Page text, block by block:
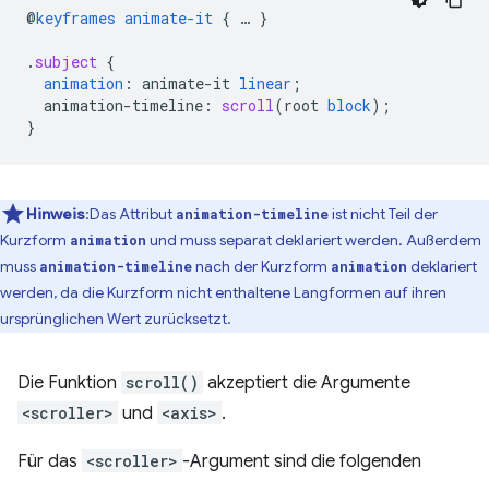
@keyframes animate-it { … }
. subject {
animation : animate-it linear ;
animation-timeline : scroll(root block);
}
Hinweis:Das Attribut animation-timelineist nicht Teil der
Kurzform animation und muss separat deklariert werden. Außerdem
muss animation-timelinenach der Kurzform animation deklariert
werden, da die Kurzform nicht enthaltene Langformen auf ihren
ursprünglichen Wert zurücksetzt.
Die Funktion scroll() akzeptiert die Argumente
<scroller> und <axis> .
Für das <scroller> -Argument sind die folgenden